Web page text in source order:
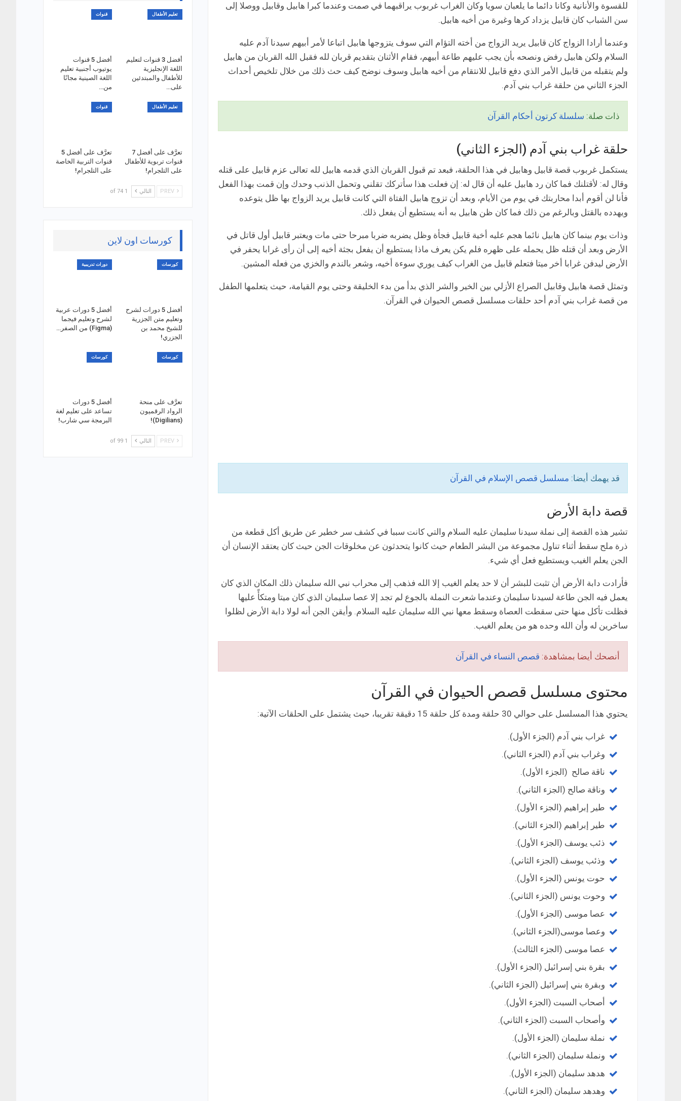
للقسوة والأنانية وكانا دائما ما يلعبان سويا وكان الغراب غربوب يراقبهما في صمت وعندما كبرا هابيل وقابيل ووصلا إلى
سن الشباب كان قابيل يزداد كرها وغيرة من أخيه هابيل.
وعندما أرادا الزواج كان قابيل يريد الزواج من أخته التؤام التي سوف يتزوجها هابيل اتباعا لأمر أبيهم سيدنا آدم عليه
السلام ولكن هابيل رفض ونصحه بأن يجب عليهم طاعة أبيهم، فقام الأثنان بتقديم قربان لله فقبل الله القربان من هابيل
ولم يتقبله من قابيل الأمر الذي دفع قابيل للانتقام من أخيه هابيل وسوف نوضح كيف حث ذلك من خلال تلخيص أحداث
الجزء الثاني من حلقة غراب بني آدم.
ذات صلة: سلسلة كرتون أحكام القرآن
حلقة غراب بني آدم (الجزء الثاني)
يستكمل غربوب قصة قابيل وهابيل في هذا الحلقة، فبعد تم قبول القربان الذي قدمه هابيل لله تعالى عزم قابيل على قتله
وقال له: لأقتلنك فما كان رد هابيل عليه أن قال له: إن فعلت هذا سأتركك تقلني وتحمل الذنب وحدك وإن قمت بهذا الفعل
فأنا لن أقوم أبدا محاربتك في يوم من الأيام، وبعد أن تزوج هابيل الفتاة التي كانت قابيل يريد الزواج بها ظل يتوعده
ويهدده بالقتل وبالرغم من ذلك فما كان ظن هابيل به أنه يستطيع أن يفعل ذلك.
وذات يوم بينما كان هابيل نائما هجم عليه أخية قابيل فجأة وظل يضربه ضربا مبرحا حتى مات ويعتبر قابيل أول قاتل في
الأرض وبعد أن قتله ظل يحمله على ظهره فلم يكن يعرف ماذا يستطيع أن يفعل بجثة أخيه إلى أن رأى غرابا يحفر في
الأرض ليدفن غرابا أخر ميتا فتعلم قابيل من الغراب كيف يوري سوءة أخيه، وشعر بالندم والخزي من فعله المشين.
وتمثل قصة هابيل وقابيل الصراع الأزلي بين الخير والشر الذي بدأ من بدء الخليقة وحتى يوم القيامة، حيث يتعلمها الطفل
من قصة غراب بني آدم أحد حلقات مسلسل قصص الحيوان في القرآن.
قد يهمك أيضا: مسلسل قصص الإسلام في القرآن
قصة دابة الأرض
تشير هذه القصة إلى نملة سيدنا سليمان عليه السلام والتي كانت سببا في كشف سر خطير عن طريق أكل قطعة من
ذرة ملح سقط أثناء تناول مجموعة من البشر الطعام حيث كانوا يتحدثون عن مخلوقات الجن حيث كان يعتقد الإنسان أن
الجن يعلم الغيب ويستطيع فعل أي شيء.
فأرادت دابة الأرض أن تثبت للبشر أن لا حد يعلم الغيب إلا الله فذهب إلى محراب نبي الله سليمان ذلك المكان الذي كان
يعمل فيه الجن طاعة لسيدنا سليمان وعندما شعرت النملة بالجوع لم تجد إلا عصا سليمان الذي كان ميتا ومتكأً عليها
فظلت تأكل منها حتى سقطت العصاة وسقط معها نبي الله سليمان عليه السلام. وأيقن الجن أنه لولا دابة الأرض لظلوا
ساخرين له وأن الله وحده هو من يعلم الغيب.
أنصحك أيضا بمشاهدة: قصص النساء في القرآن
محتوى مسلسل قصص الحيوان في القرآن
يحتوي هذا المسلسل على حوالي 30 حلقة ومدة كل حلقة 15 دقيقة تقريبا، حيث يشتمل على الحلقات الآتية:
غراب بني آدم (الجزء الأول).
وغراب بني آدم (الجزء الثاني).
ناقة صالح (الجزء الأول).
وناقة صالح (الجزء الثاني).
طير إبراهيم (الجزء الأول).
طير إبراهيم (الجزء الثاني).
ذئب يوسف (الجزء الأول).
وذئب يوسف (الجزء الثاني).
حوت يونس (الجزء الأول).
وحوت يونس (الجزء الثاني).
عصا موسى (الجزء الأول).
وعصا موسى(الجزء الثاني).
عصا موسى (الجزء الثالث).
بقرة بني إسرائيل (الجزء الأول).
وبقرة بني إسرائيل (الجزء الثاني).
أصحاب السبت (الجزء الأول).
وأصحاب السبت (الجزء الثاني).
نملة سليمان (الجزء الأول).
ونملة سليمان (الجزء الثاني).
هدهد سليمان (الجزء الأول).
وهدهد سليمان (الجزء الثاني).
تعليم الأطفال
أفضل 3 قنوات لتعليم
اللغة الإنجليزية
للأطفال والمبتدئين
على…
قنوات
أفضل 5 قنوات
يوتيوب أجنبية تعليم
اللغة الصينية مجانًا
من…
تعليم الأطفال
تعرَّف على أفضل 7
قنوات تربوية للأطفال
على التلجرام!
قنوات
تعرَّف على أفضل 5
قنوات التربية الخاصة
على التلجرام!
التالي 1 of 74
كورسات اون لاين
كورسات
أفضل 5 دورات لشرح
وتعليم متن الجزرية
للشيخ محمد بن
الجزري!
دورات تدريبية
أفضل 5 دورات عربية
لشرح وتعليم فيجما
(Figma) من الصفر…
كورسات
تعرَّف على منحة
الرواد الرقميون
(Digilians)!
كورسات
أفضل 5 دورات
تساعد على تعليم لغة
البرمجة سي شارب!
التالي 1 of 99